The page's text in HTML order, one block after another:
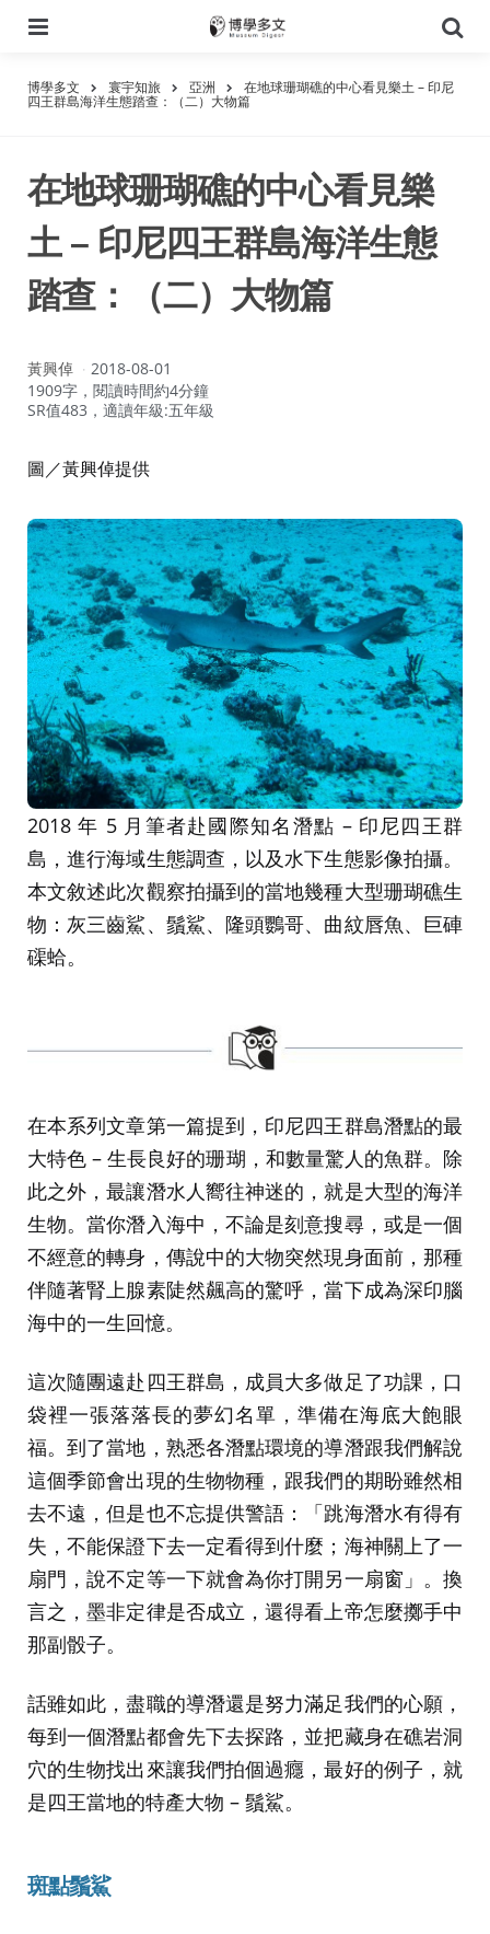
尋
博學多文 寰宇知旅 亞洲 在地球珊瑚礁的中心看見樂土 – 印尼
四王群島海洋生態踏查：（二）大物篇
在地球珊瑚礁的中心看見樂
土 – 印尼四王群島海洋生態
踏查：（二）大物篇
作
者：
黃興倬
2018-08-01
1909字，閱讀時間約4分鐘
SR值483，適讀年級:五年級
圖／黃興倬提供
2018 年 5 月筆者赴國際知名潛點 – 印尼四王群
島，進行海域生態調查，以及水下生態影像拍攝。
本文敘述此次觀察拍攝到的當地幾種大型珊瑚礁生
物：灰三齒鯊、鬚鯊、隆頭鸚哥、曲紋唇魚、巨硨
磲蛤。
在本系列文章第一篇提到，印尼四王群島潛點的最
大特色 – 生長良好的珊瑚，和數量驚人的魚群。除
此之外，最讓潛水人嚮往神迷的，就是大型的海洋
生物。當你潛入海中，不論是刻意搜尋，或是一個
不經意的轉身，傳說中的大物突然現身面前，那種
伴隨著腎上腺素陡然飆高的驚呼，當下成為深印腦
海中的一生回憶。
這次隨團遠赴四王群島，成員大多做足了功課，口
袋裡一張落落長的夢幻名單，準備在海底大飽眼
福。到了當地，熟悉各潛點環境的導潛跟我們解說
這個季節會出現的生物物種，跟我們的期盼雖然相
去不遠，但是也不忘提供警語：「跳海潛水有得有
失，不能保證下去一定看得到什麼；海神關上了一
扇門，說不定等一下就會為你打開另一扇窗」。換
言之，墨非定律是否成立，還得看上帝怎麼擲手中
那副骰子。
話雖如此，盡職的導潛還是努力滿足我們的心願，
每到一個潛點都會先下去探路，並把藏身在礁岩洞
穴的生物找出來讓我們拍個過癮，最好的例子，就
是四王當地的特產大物 – 鬚鯊。
斑點鬚鯊